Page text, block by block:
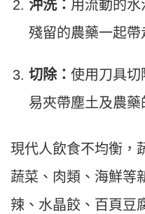
沖洗： 用流動的
殘留的農藥一起帶
切除： 使用刀具切
易夾帶塵土及農藥
現代人飲食不均衡，
蔬菜、肉類、海鮮等
辣、水晶餃、百頁豆